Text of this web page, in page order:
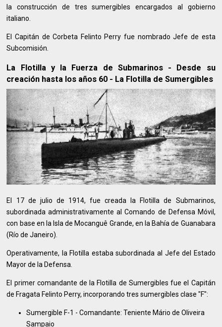
la construcción de tres sumergibles encargados al gobierno
italiano.
El Capitán de Corbeta Felinto Perry fue nombrado Jefe de esta
Subcomisión.
La Flotilla y la Fuerza de Submarinos - Desde su
creación hasta los años 60 - La Flotilla de Sumergibles
El 17 de julio de 1914, fue creada la Flotilla de Submarinos,
subordinada administrativamente al Comando de Defensa Móvil,
con base en la Isla de Mocanguê Grande, en la Bahía de Guanabara
(Río de Janeiro).
Operativamente, la Flotilla estaba subordinada al Jefe del Estado
Mayor de la Defensa.
El primer comandante de la Flotilla de Sumergibles fue el Capitán
de Fragata Felinto Perry, incorporando tres sumergibles clase "F":
Sumergible F-1 - Comandante: Teniente Mário de Oliveira
Sampaio